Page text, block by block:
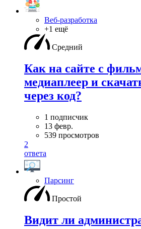
Веб-разработка
+1 ещё
Средний
Как на сайте с
медиаплеер и
через код?
1 подписчик
13 февр.
539 просмотров
2
ответа
Парсинг
Простой
Видит ли